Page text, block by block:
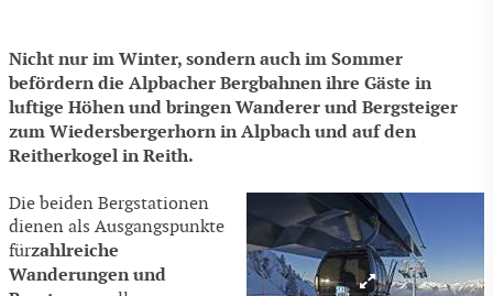
Nicht nur im Winter, sondern auch im Sommer
befördern die Alpbacher Bergbahnen ihre Gäste in
luftige Höhen und bringen Wanderer und Bergsteiger
zum Wiedersbergerhorn in Alpbach und auf den
Reitherkogel in Reith.
Die beiden Bergstationen
dienen als Ausgangspunkte
fürzahlreiche
Wanderungen und